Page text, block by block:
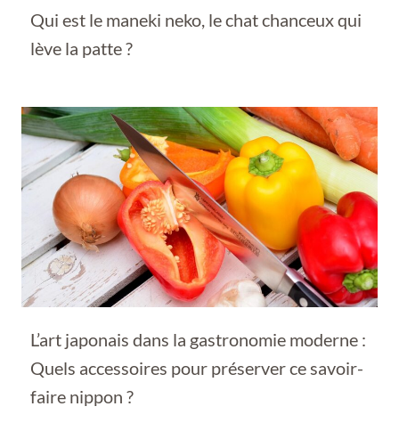
Qui est le maneki neko, le chat chanceux qui
lève la patte ?
L’art japonais dans la gastronomie moderne :
Quels accessoires pour préserver ce savoir-
faire nippon ?